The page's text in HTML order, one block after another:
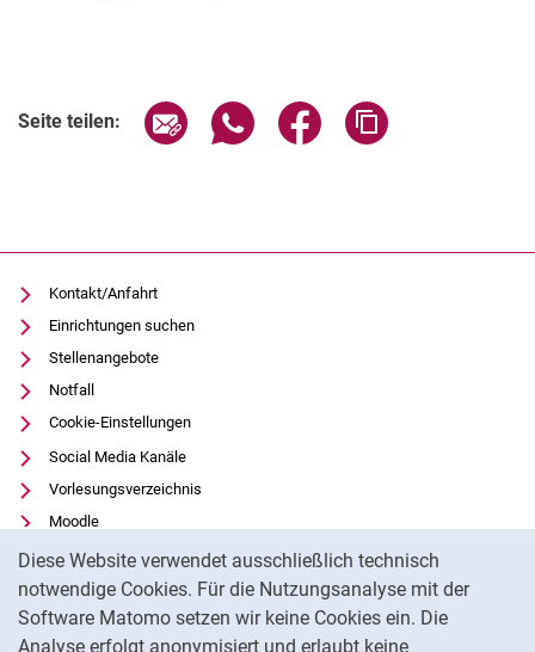
Diese Website verwendet ausschließlich technisch
notwendige Cookies. Für die Nutzungsanalyse mit der
Software Matomo setzen wir keine Cookies ein. Die
Analyse erfolgt anonymisiert und erlaubt keine
Seite teilen: Seite über E-Mail teilen
Seite über WhatsApp teilen
Seite über Facebook
Kontakt/Anfahrt
Einrichtungen suchen
Stellenangebote
Notfall
Cookie-Einstellungen
Social Media Kanäle
Vorlesungsverzeichnis
Moodle
Panopto
Universitätsbibliothek
Datenschutz